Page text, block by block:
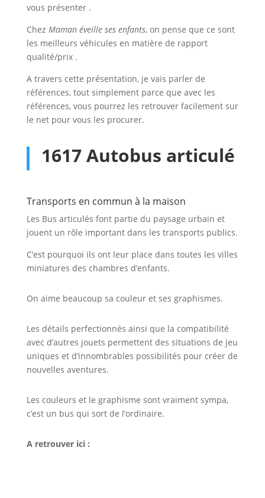
vous présenter .
Chez Maman éveille ses enfants, on pense que ce sont
les meilleurs véhicules en matière de rapport
qualité/prix .
A travers cette présentation, je vais parler de
références, tout simplement parce que avec les
références, vous pourrez les retrouver facilement sur
le net pour vous les procurer.
1617 Autobus articulé
Transports en commun à la maison
Les Bus articulés font partie du paysage urbain et
jouent un rôle important dans les transports publics.
C’est pourquoi ils ont leur place dans toutes les villes
miniatures des chambres d’enfants.
On aime beaucoup sa couleur et ses graphismes.
Les détails perfectionnés ainsi que la compatibilité
avec d’autres jouets permettent des situations de jeu
uniques et d’innombrables possibilités pour créer de
nouvelles aventures.
Les couleurs et le graphisme sont vraiment sympa,
c’est un bus qui sort de l’ordinaire.
A retrouver ici :